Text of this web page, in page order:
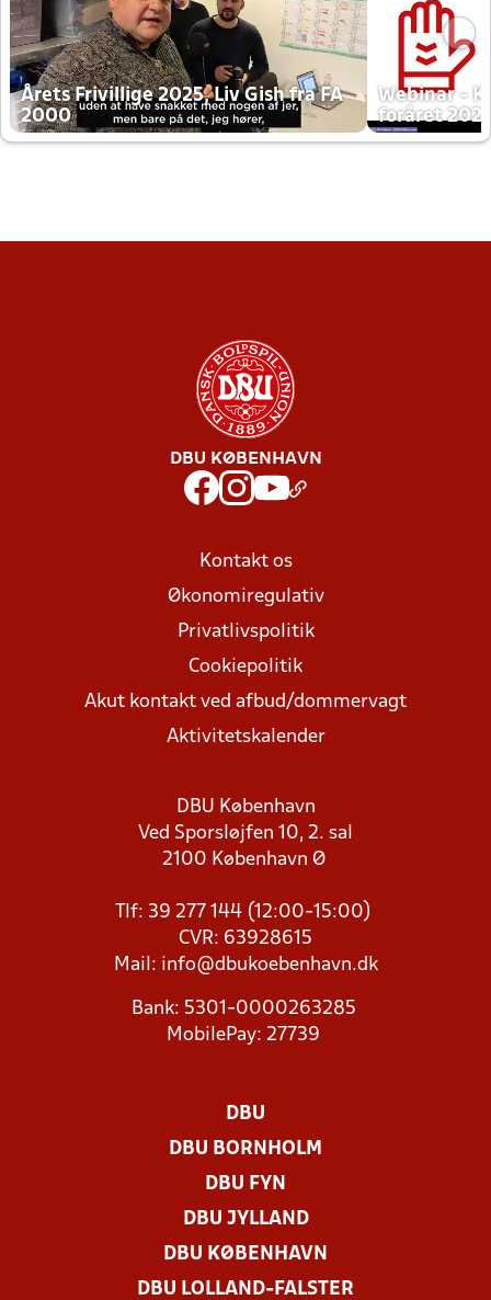
Årets Frivillige 2025, Liv Gish fra FA
2000
Webinar -
foråret
DBU KØBENHAVN
Kontakt os
Økonomiregulativ
Privatlivspolitik
Cookiepolitik
Akut kontakt ved afbud/dommervagt
Aktivitetskalender
DBU København
Ved Sporsløjfen 10, 2. sal
2100 København Ø
Tlf: 39 277 144 (12:00-15:00)
CVR: 63928615
Mail: info@dbukoebenhavn.dk
Bank: 5301-0000263285
MobilePay: 27739
DBU
DBU BORNHOLM
DBU FYN
DBU JYLLAND
DBU KØBENHAVN
DBU LOLLAND-FALSTER